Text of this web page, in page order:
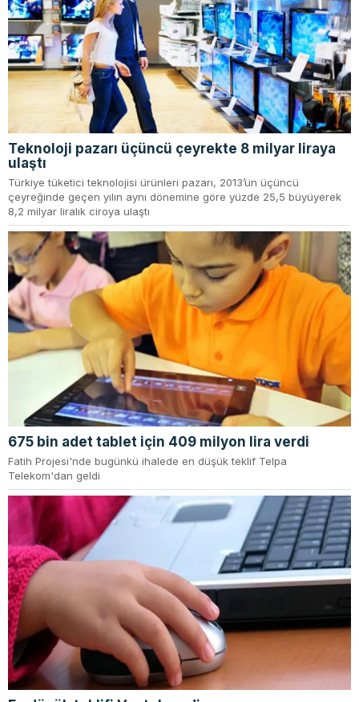
Teknoloji pazarı üçüncü çeyrekte 8 milyar liraya
ulaştı
Türkiye tüketici teknolojisi ürünleri pazarı, 2013’ün üçüncü
çeyreğinde geçen yılın aynı dönemine göre yüzde 25,5 büyüyerek
8,2 milyar liralık ciroya ulaştı
675 bin adet tablet için 409 milyon lira verdi
Fatih Projesi'nde bugünkü ihalede en düşük teklif Telpa
Telekom'dan geldi